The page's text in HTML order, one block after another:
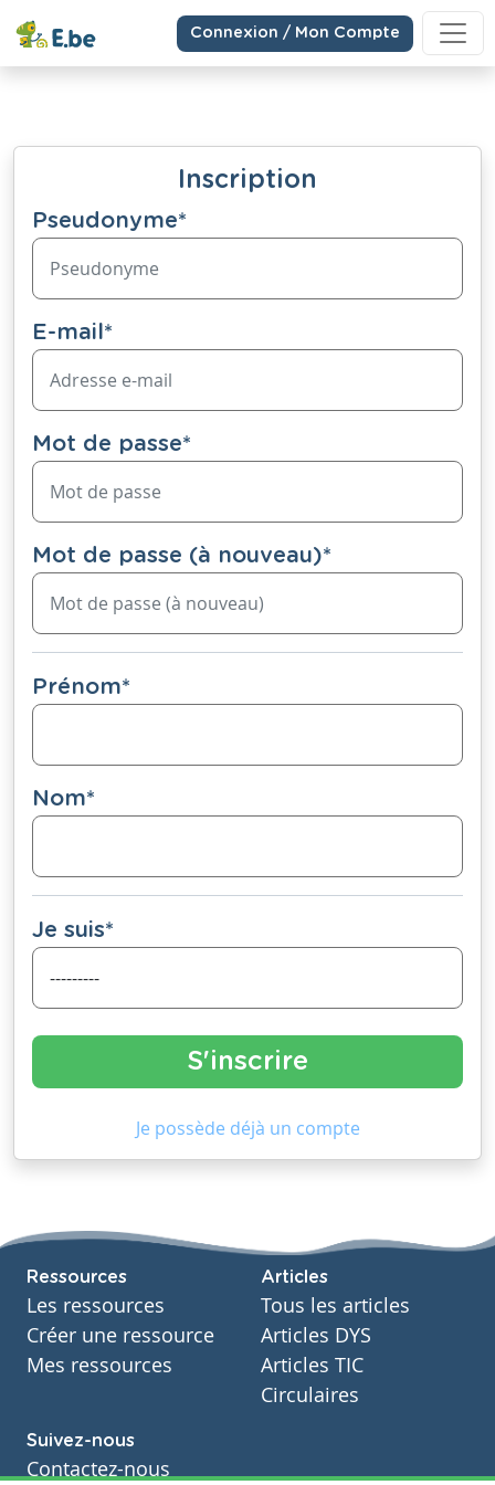
Connexion / Mon Compte
Inscription
Pseudonyme*
E-mail*
Mot de passe*
Mot de passe (à nouveau)*
Prénom*
Nom*
Je suis*
Je possède déjà un compte
Ressources
Les ressources
Créer une ressource
Mes ressources
Articles
Tous les articles
Articles DYS
Articles TIC
Circulaires
Suivez-nous
Contactez-nous